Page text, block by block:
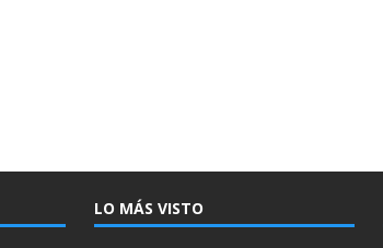
LO MÁS VISTO